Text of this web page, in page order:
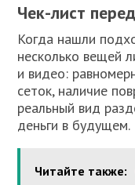
Чек-лист
Когда нашли
несколько вещей
и видео:
сеток, наличие
реальный вид
деньги в будущем.
Читайте также: